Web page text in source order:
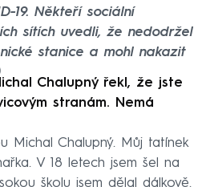
19. Někteří sociální
sítích uvedli, že nedodržel
stanice a mohl nakazit
Chalupný řekl, že jste
stranám. Nemá
Michal Chalupný. Můj tatínek
V 18 letech jsem šel na
školu jsem dělal dálkově.